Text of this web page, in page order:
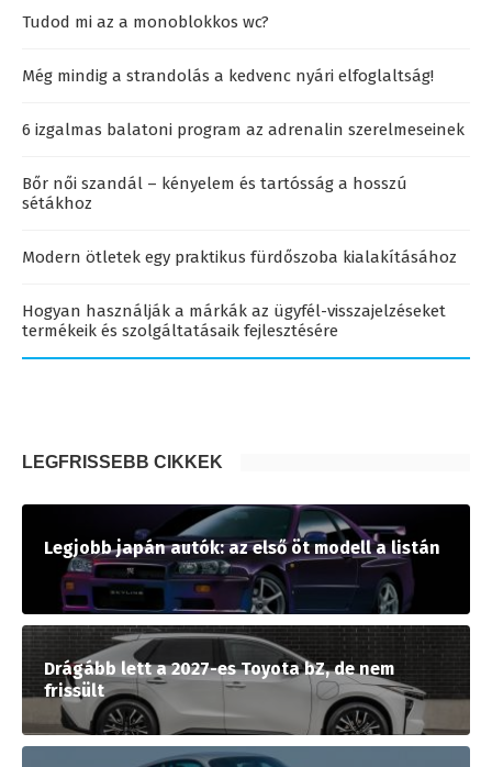
Tudod mi az a monoblokkos wc?
Még mindig a strandolás a kedvenc nyári elfoglaltság!
6 izgalmas balatoni program az adrenalin szerelmeseinek
Bőr női szandál – kényelem és tartósság a hosszú
sétákhoz
Modern ötletek egy praktikus fürdőszoba kialakításához
Hogyan használják a márkák az ügyfél-visszajelzéseket
termékeik és szolgáltatásaik fejlesztésére
LEGFRISSEBB CIKKEK
Legjobb japán autók: az első öt modell a listán
Drágább lett a 2027-es Toyota bZ, de nem
frissült